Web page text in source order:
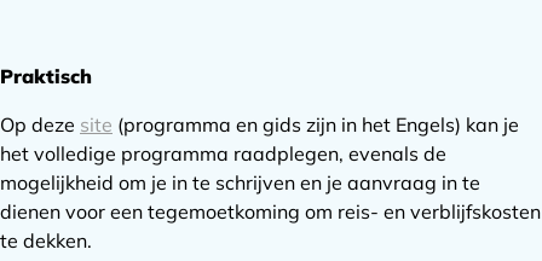
Praktisch
Op deze site (programma en gids zijn in het Engels) kan je
het volledige programma raadplegen, evenals de
mogelijkheid om je in te schrijven en je aanvraag in te
dienen voor een tegemoetkoming om reis- en verblijfskosten
te dekken.